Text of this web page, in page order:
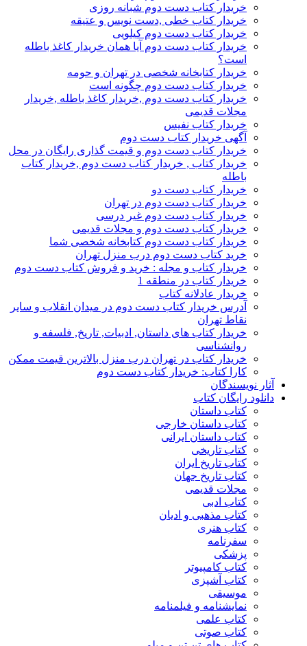
خریدار کتاب دست دوم شبانه روزی
خریدار کتاب خطی ,دست نویس و عتیقه
خریدار کتاب دست دوم کیلویی
خریدار کتاب دست دوم آیا همان خریدار کاغذ باطله
است؟
خریدار کتابخانه شخصی در تهران و حومه
خریدار کتاب دست دوم چگونه است
خریدار کتاب دست دوم ,خریدار کاغذ باطله ,خریدار
مجلات قدیمی
خریدار کتاب نفیس
آگهی خریدار کتاب دست دوم
خریدار کتاب دست دوم و قیمت گذاری رایگان در محل
خریدار کتاب , خریدار کتاب دست دوم ,خریدار کتاب
باطله
خریدار کتاب دست دو
خریدار کتاب دست دوم در تهران
خریدار کتاب دست دوم غیر درسی
خریدار کتاب دست دوم و مجلات قدیمی
خریدار کتاب دست دوم کتابخانه شخصی شما
خرید کتاب دست دوم درب منزل تهران
خریدار کتاب و مجله : خرید و فروش کتاب دست دوم
خریدار کتاب در منطقه 1
خریدار عادلانه کتاب
آدرس خریدار کتاب دست دوم در میدان انقلاب و سایر
نقاط تهران
خریدار کتاب های داستان, ادبیات, تاریخ, فلسفه و
روانشناسی
خریدار کتاب در تهران درب منزل بالاترین قیمت ممکن
کارا کتاب: خریدار کتاب دست دوم
آثار نویسندگان
دانلود رایگان کتاب
کتاب داستان
کتاب داستان خارجی
کتاب داستان ایرانی
کتاب تاریخی
کتاب تاریخ ایران
کتاب تاریخ جهان
مجلات قدیمی
کتاب ادبی
کتاب مذهبی و ادیان
کتاب هنری
سفرنامه
پزشکی
کتاب کامپیوتر
کتاب آشپزی
موسیقی
نمایشنامه و فیلمنامه
کتاب علمی
کتاب صوتی